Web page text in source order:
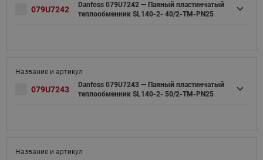
079U7242
Danfoss 079U7242 — Паяный пластинчатый
теплообменник SL140-2- 40/2-TM-PN25
079U7243
Danfoss 079U7243 — Паяный пластинчатый
теплообменник SL140-2- 50/2-TM-PN25